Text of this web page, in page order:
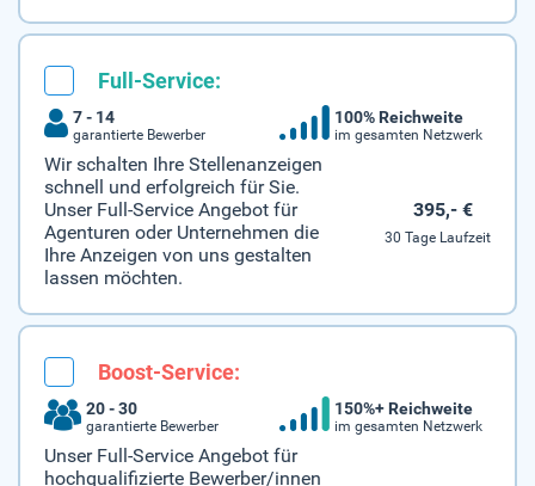
Full-Service:
7 - 14
garantierte Bewerber
100% Reichweite
im gesamten Netzwerk
Wir schalten Ihre Stellenanzeigen
schnell und erfolgreich für Sie.
Unser Full-Service Angebot für
Agenturen oder Unternehmen die
Ihre Anzeigen von uns gestalten
lassen möchten.
395,- €
30 Tage Laufzeit
Boost-Service:
20 - 30
garantierte Bewerber
150%+ Reichweite
im gesamten Netzwerk
Unser Full-Service Angebot für
hochqualifizierte Bewerber/innen